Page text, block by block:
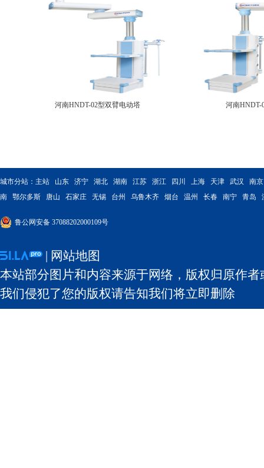
河南HNDT-02型双臂电动塔 河南HNDT-
城市分站： 主站 山东 济宁 湖北 湖南 江苏 浙江 四川 上海 天津 武汉
南京
南
鄂尔多斯 唐山 石家庄 无锡 台州 乌鲁木齐 烟台 温州 长春 南宁 青岛
鲁公网安备 37088202000109号
| 网站地图
本站部分图片和内容来源于网络，版权归原作
我们侵犯了您的版权请告知我们将立即删除